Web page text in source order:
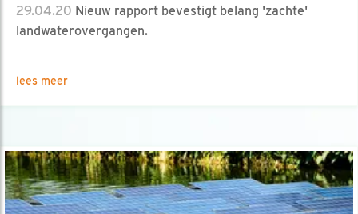
29.04.20 Nieuw rapport bevestigt belang 'zachte'
landwaterovergangen.
lees meer